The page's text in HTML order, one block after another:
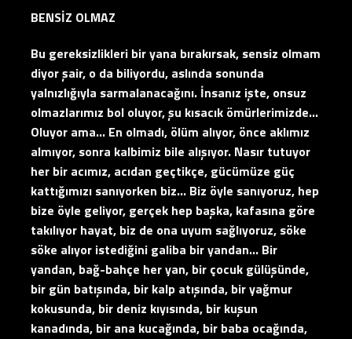
BENSİZ OLMAZ
Bu gereksizlikleri bir yana bırakırsak, sensiz olmam
diyor şair, o da biliyordu, aslında sonunda
yalnızlığıyla sarmalanacağını. İnsanız işte, onsuz
olmazlarımız bol oluyor, şu kısacık ömürlerimizde…
Oluyor ama… En olmadı, ölüm alıyor, önce aklımız
almıyor, sonra kalbimiz bile alışıyor. Nasır tutuyor
her bir acımız, acıdan geçtikçe, gücümüze güç
kattığımızı sanıyorken biz… Biz öyle sanıyoruz, hep
bize öyle geliyor, gerçek hep başka, kafasına göre
takılıyor hayat, biz de ona uyum sağlıyoruz, söke
söke alıyor istediğini galiba bir yandan… Bir
yandan, bağ-bahçe her yan, bir çocuk gülüşünde,
bir gün batışında, bir kalp atışında, bir yağmur
kokusunda, bir deniz kıyısında, bir kuşun
kanadında, bir ana kucağında, bir baba ocağında,